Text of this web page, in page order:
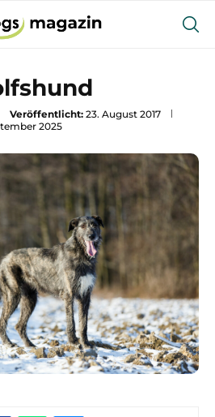
Veröffentlicht: 23. August 2017
2025